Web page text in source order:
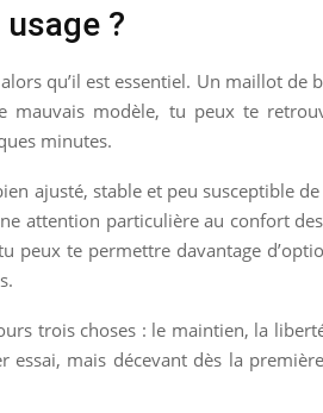
?
qu’il est essentiel. Un maillot
mauvais modèle, tu peux te
minutes.
ajusté, stable et peu susceptible
attention particulière au confort
peux te permettre davantage
trois choses : le maintien, la
mais décevant dès la